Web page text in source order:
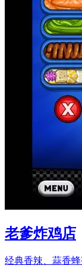
老爹炸鸡店
经典香辣、蒜香